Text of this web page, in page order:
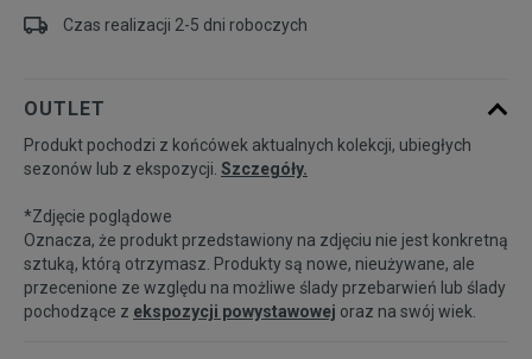
Czas realizacji 2-5 dni roboczych
OUTLET
Produkt pochodzi z końcówek aktualnych kolekcji, ubiegłych
sezonów lub z ekspozycji. Szczegóły.
*Zdjęcie poglądowe
Oznacza, że produkt przedstawiony na zdjęciu nie jest konkretną
sztuką, którą otrzymasz. Produkty są nowe, nieużywane, ale
przecenione ze względu na możliwe ślady przebarwień lub ślady
pochodzące z ekspozycji powystawowej oraz na swój wiek.